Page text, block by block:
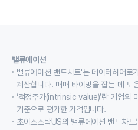
밸류에이션
밸류에이션 밴드차트'는 데이터히어로
계산합니다. 매매 타이밍을 잡는 데 도
‘적정주가(intrinsic value)’란 기업의
기준으로 평가한 가격입니다.
초이스스탁US의 밸류에이션 밴드차트